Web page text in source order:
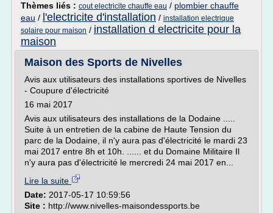
Thèmes liés : cout electricite chauffe eau / plombier chauffe
eau / l'electricite d'installation / installation electrique
solaire pour maison / installation d electricite pour la
maison
Maison des Sports de Nivelles
Avis aux utilisateurs des installations sportives de Nivelles
- Coupure d'électricité
16 mai 2017
Avis aux utilisateurs des installations de la Dodaine .....
Suite à un entretien de la cabine de Haute Tension du
parc de la Dodaine, il n'y aura pas d'électricité le mardi 23
mai 2017 entre 8h et 10h. ...... et du Domaine Militaire Il
n'y aura pas d'électricité le mercredi 24 mai 2017 en...
Lire la suite
Date: 2017-05-17 10:59:56
Site : http://www.nivelles-maisondessports.be